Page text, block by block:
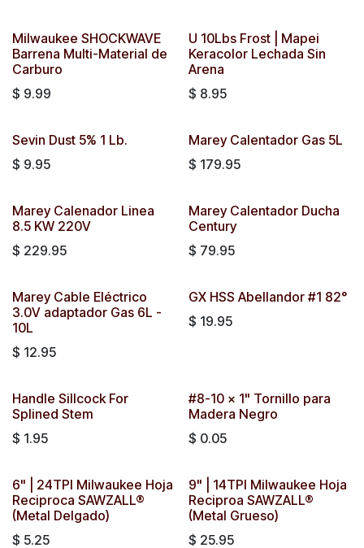
Milwaukee SHOCKWAVE
Barrena Multi-Material de
Carburo
$ 9.99
U 10Lbs Frost | Mapei
Keracolor Lechada Sin
Arena
$ 8.95
Sevin Dust 5% 1 Lb.
$ 9.95
Marey Calentador Gas 5L
$ 179.95
Marey Calenador Linea
8.5 KW 220V
$ 229.95
Marey Calentador Ducha
Century
$ 79.95
Marey Cable Eléctrico
3.0V adaptador Gas 6L -
10L
$ 12.95
GX HSS Abellandor #1 82°
$ 19.95
Handle Sillcock For
Splined Stem
$ 1.95
#8-10 x 1" Tornillo para
Madera Negro
$ 0.05
6" | 24TPI Milwaukee Hoja
Reciproca SAWZALL®
(Metal Delgado)
$ 5.25
9" | 14TPI Milwaukee Hoja
Reciproa SAWZALL®
(Metal Grueso)
$ 25.95